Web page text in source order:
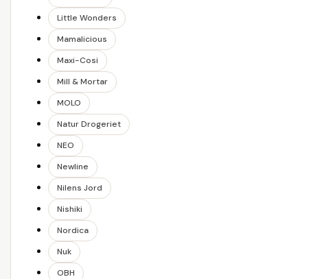
Little Wonders
Mamalicious
Maxi-Cosi
Mill & Mortar
MOLO
Natur Drogeriet
NEO
Newline
Nilens Jord
Nishiki
Nordica
Nuk
OBH